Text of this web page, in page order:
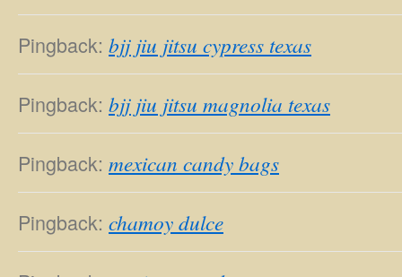
Pingback: bjj jiu jitsu cypress texas
Pingback: bjj jiu jitsu magnolia texas
Pingback: mexican candy bags
Pingback: chamoy dulce